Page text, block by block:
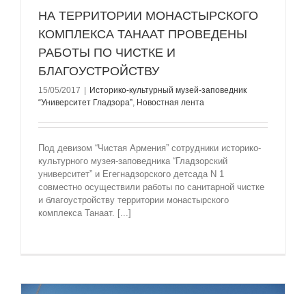
НА ТЕРРИТОРИИ МОНАСТЫРСКОГО
КОМПЛЕКСА ТАНААТ ПРОВЕДЕНЫ
РАБОТЫ ПО ЧИСТКЕ И
БЛАГОУСТРОЙСТВУ
15/05/2017
Историко-культурный музей-заповедник
“Университет Гладзорa”, Новостная лента
Под девизом “Чистая Армения” сотрудники историко-
культурного музея-заповедника “Гладзорский
университет” и Егегнадзорского детсада N 1
совместно осуществили работы по санитарной чистке
и благоустройству территории монастырского
комплекса Танаат. [...]